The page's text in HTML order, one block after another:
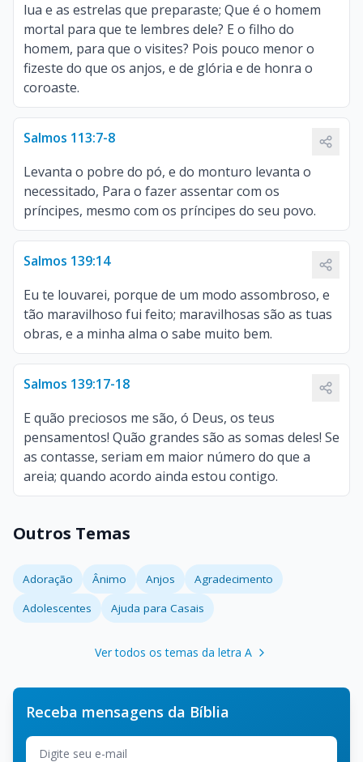
lua e as estrelas que preparaste; Que é o homem
mortal para que te lembres dele? E o filho do
homem, para que o visites? Pois pouco menor o
fizeste do que os anjos, e de glória e de honra o
coroaste.
Salmos 113:7-8
Levanta o pobre do pó, e do monturo levanta o
necessitado, Para o fazer assentar com os
príncipes, mesmo com os príncipes do seu povo.
Salmos 139:14
Eu te louvarei, porque de um modo assombroso, e
tão maravilhoso fui feito; maravilhosas são as tuas
obras, e a minha alma o sabe muito bem.
Salmos 139:17-18
E quão preciosos me são, ó Deus, os teus
pensamentos! Quão grandes são as somas deles! Se
as contasse, seriam em maior número do que a
areia; quando acordo ainda estou contigo.
Outros Temas
Adoração Ânimo Anjos
Agradecimento
Adolescentes
Ajuda para Casais
Ver todos os temas da letra A
Receba mensagens da Bíblia